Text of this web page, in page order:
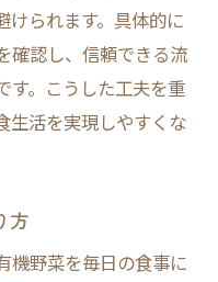
けられます。具体的に
確認し、信頼できる流
す。こうした工夫を重
生活を実現しやすくな
方
機野菜を毎日の食事に